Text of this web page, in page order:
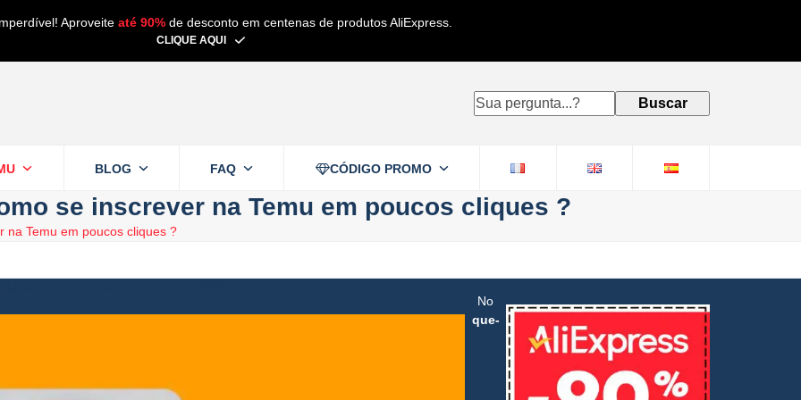
Aproveite até 90%de desconto em centenas de produtos AliExpress.
CLIQUE AQUI
Sua
Buscar
BLOG FAQ CÓDIGO PROMO
se inscrever na Temu em poucos cliques ?
na Temu em poucos cliques ?
No
que-